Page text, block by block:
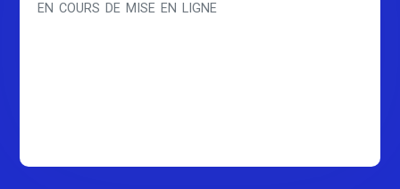
EN COURS DE MISE EN LIGNE